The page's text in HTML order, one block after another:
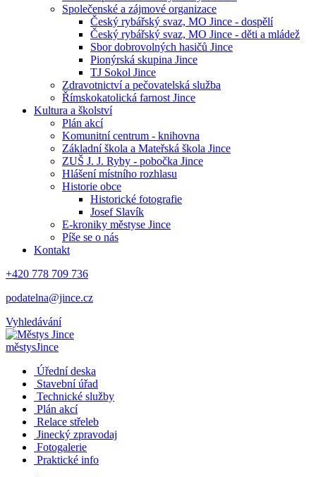
Společenské a zájmové organizace
Český rybářský svaz, MO Jince - dospělí
Český rybářský svaz, MO Jince - děti a mládež
Sbor dobrovolných hasičů Jince
Pionýrská skupina Jince
TJ Sokol Jince
Zdravotnictví a pečovatelská služba
Římskokatolická farnost Jince
Kultura a školství
Plán akcí
Komunitní centrum - knihovna
Základní škola a Mateřská škola Jince
ZUŠ J. J. Ryby - pobočka Jince
Hlášení místního rozhlasu
Historie obce
Historické fotografie
Josef Slavík
E-kroniky městyse Jince
Píše se o nás
Kontakt
+420 778 709 736
podatelna@jince.cz
Vyhledávání
městysJince
Úřední deska
Stavební úřad
Technické služby
Plán akcí
Relace střeleb
Jinecký zpravodaj
Fotogalerie
Praktické info